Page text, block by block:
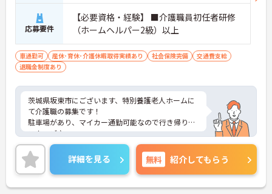
応募要件
【必要資格・経験】 ■介護職員初任者研修
（ホームヘルパー2級）以上
車通勤可 産休･育休･介護休暇取得実績あり 社会保険完備
交通費支給
退職金制度あり
茨城県坂東市にございます、特別養護老人ホームに
て介護職の募集です！
駐車場があり、マイカー通勤可能なので行き帰りが
スムーズ♪
また、育児休暇制度がありますので、ライフステー
ジに応じて長くお仕事を続けていくことができます
★
ご興味のある方は、マイナビ介護職までお問い合わ
せください。
詳細を見る 無料 紹介してもらう